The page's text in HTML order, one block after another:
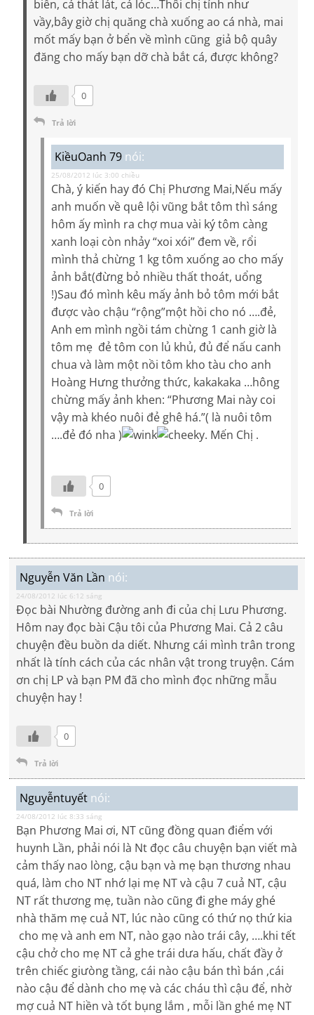
biển, cá thát lát, cá lóc…Thôi chị tính như
vầy,bây giờ chị quăng chà xuống ao cá nhà, mai
mốt mấy bạn ở bển về mình cũng giả bộ quây
đăng cho mấy bạn dỡ chà bắt cá, được không?
0
Trả lời
KiềuOanh 79 nói:
25/08/2012 lúc 3:00 chiều
Chà, ý kiến hay đó Chị Phương Mai,Nếu mấy
anh muốn về quê lội vũng bắt tôm thì sáng
hôm ấy mình ra chợ mua vài ký tôm càng
xanh loại còn nhảy “xoi xói” đem về, rổi
mình thả chừng 1 kg tôm xuống ao cho mấy
ảnh bắt(đừng bỏ nhiều thất thoát, uổng
!)Sau đó mình kêu mấy ảnh bỏ tôm mới bắt
được vào chậu “rộng”một hồi cho nó ….đẻ,
Anh em mình ngồi tám chừng 1 canh giờ là
tôm mẹ đẻ tôm con lủ khủ, đủ để nấu canh
chua và làm một nồi tôm kho tàu cho anh
Hoàng Hưng thưởng thức, kakakaka …hông
chừng mấy ảnh khen: “Phương Mai này coi
vậy mà khéo nuôi đẻ ghê há.”( là nuôi tôm
….đẻ đó nha )
. Mến Chị .
0
Trả lời
Nguyễn Văn Lần nói:
24/08/2012 lúc 6:12 sáng
Đọc bài Nhường đường anh đi của chị Lưu Phương.
Hôm nay đọc bài Cậu tôi của Phương Mai. Cả 2 câu
chuyện đều buồn da diết. Nhưng cái mình trân trong
nhất là tính cách của các nhân vật trong truyện. Cám
ơn chị LP và bạn PM đã cho mình đọc những mẫu
chuyện hay !
0
Trả lời
Nguyễntuyết nói:
24/08/2012 lúc 8:33 sáng
Bạn Phương Mai ơi, NT cũng đồng quan điểm với
huynh Lần, phải nói là Nt đọc câu chuyện bạn viết mà
cảm thấy nao lòng, cậu bạn và mẹ bạn thương nhau
quá, làm cho NT nhớ lại mẹ NT và cậu 7 cuả NT, cậu
NT rất thương mẹ, tuần nào cũng đi ghe máy ghé
nhà thăm mẹ cuả NT, lúc nào cũng có thứ nọ thứ kia
cho mẹ và anh em NT, nào gạo nào trái cây, ….khi tết
cậu chở cho mẹ NT cả ghe trái dưa hấu, chất đầy ở
trên chiếc giưòng tầng, cái nào cậu bán thì bán ,cái
nào cậu để dành cho mẹ và các cháu thì cậu để, nhờ
mợ cuả NT hiền và tốt bụng lắm , mỗi lần ghé mẹ NT